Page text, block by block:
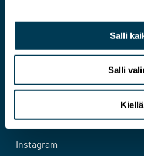
Salli
Salli
Kiellä
Yhteystiedot
Instagram